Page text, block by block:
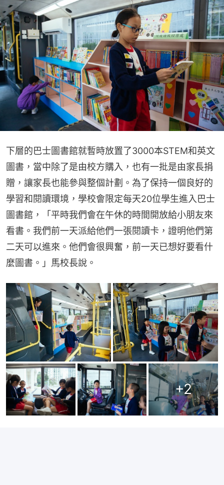
下層的巴士圖書館就暫時放置了3000本STEM和英文
圖書，當中除了是由校方購入，也有一批是由家長捐
贈，讓家長也能參與整個計劃。為了保持一個良好的
學習和閱讀環境，學校會限定每天20位學生進入巴士
圖書館，「平時我們會在午休的時間開放給小朋友來
看書。我們前一天派給他們一張閱讀卡，證明他們第
二天可以進來。他們會很興奮，前一天已想好要看什
麼圖書。」馬校長說。
+2